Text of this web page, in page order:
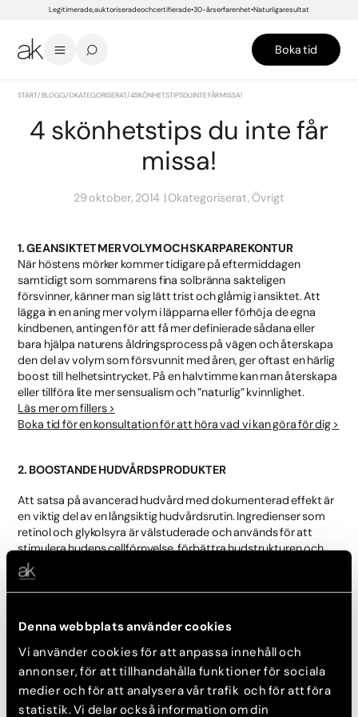
Denna webbplats använder cookies
Vi använder cookies för att anpassa innehåll och
annonser, för att tillhandahålla funktioner för sociala
medier och för att analysera vår trafik och för att föra
statistik. Vi delar också information om din
Legitimerade, auktoriserade och certifierade 30-års erfarenhet Naturliga resultat
Boka tid
START/BLOGG/OKATEGORISERAT/4 SKÖNHETSTIPS DU INTE FÅR MISSA!
4 skönhetstips du inte får
missa!
29 oktober, 2014 Okategoriserat, Övrigt
1. GE ANSIKTET MER VOLYM OCH SKARPARE KONTUR
När höstens mörker kommer tidigare på eftermiddagen
samtidigt som sommarens fina solbränna sakteligen
försvinner, känner man sig lätt trist och glåmig i ansiktet. Att
lägga in en aning mer volym i läpparna eller förhöja de egna
kindbenen, antingen för att få mer definierade sådana eller
bara hjälpa naturens åldringsprocess på vägen och återskapa
den del av volym som försvunnit med åren, ger oftast en härlig
boost till helhetsintrycket. På en halvtimme kan man återskapa
eller tillföra lite mer sensualism och ”naturlig” kvinnlighet.
Läs mer om fillers >
Boka tid för en konsultation för att höra vad vi kan göra för dig >
2. BOOSTANDE HUDVÅRDSPRODUKTER
Att satsa på avancerad hudvård med dokumenterad effekt är
en viktig del av en långsiktig hudvårdsrutin. Ingredienser som
retinol och glykolsyra är välstuderade och används för att
stimulera hudens cellförnyelse, förbättra hudstrukturen och
bidra till en jämnare hudton med ökad lyster.
Hos Akademikliniken arbetar vi med ZO Skin Health, där
RepairochExfoliation Acceleratorkan hjälpa till att
ofta produkterna används beror på hudens behov och
tolerans, och de kan med fördel kombineras med återfuktande
och barriärstärkande produkter för att skapa balans i
hudvårdsrutinen.